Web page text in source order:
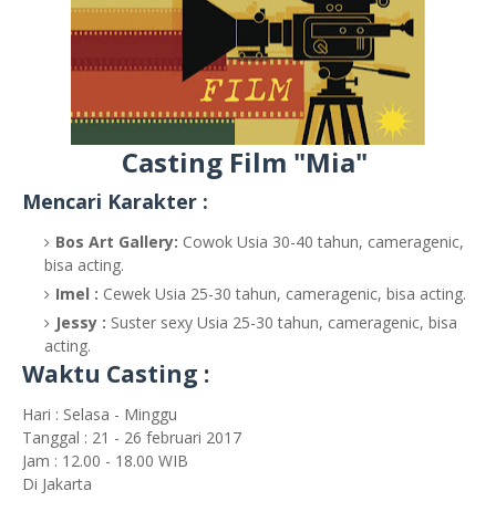
Casting Film "Mia"
Mencari Karakter :
Bos Art Gallery: Cowok Usia 30-40 tahun, cameragenic,
bisa acting.
Imel : Cewek Usia 25-30 tahun, cameragenic, bisa acting.
Jessy : Suster sexy Usia 25-30 tahun, cameragenic, bisa
acting.
Waktu Casting :
Hari : Selasa - Minggu
Tanggal : 21 - 26 februari 2017
Jam : 12.00 - 18.00 WIB
Di Jakarta